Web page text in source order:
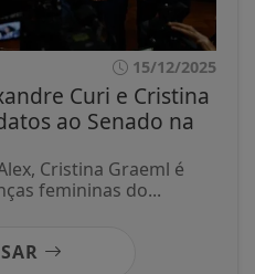
15/12/2025
Curi e Cristina
ao Senado na
Cristina Graeml é
femininas do...